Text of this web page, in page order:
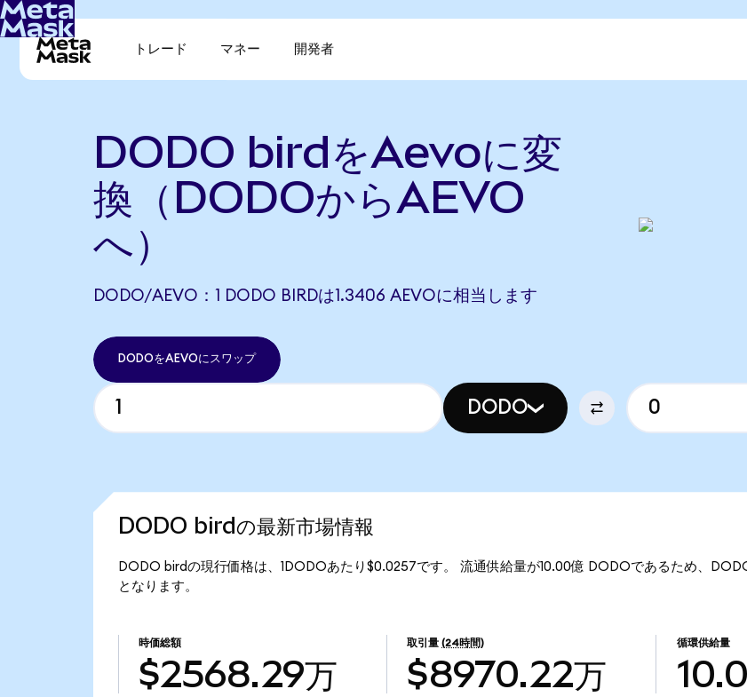
トレード マネー 開発者
DODO birdをAevoに変
換（DODOからAEVO
へ）
DODO/AEVO：1 DODO BIRDは1.3406 AEVOに相当します
DODOをAEVOにスワップ
DODO
DODO birdの最新市場情報
DODO birdの現行価格は、1DODOあたり$0.0257です。 流通供給量が10.00億 DODOであるため、
となります。
時価総額
$2568.29万
取引量 (24時間)
$8970.22万
循環供給量